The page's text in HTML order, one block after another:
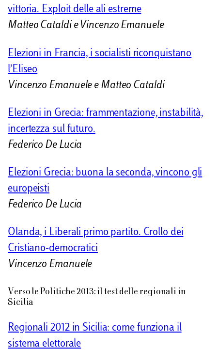
vittoria. Exploit delle ali estreme
Matteo Cataldi e Vincenzo Emanuele
Elezioni in Francia, i socialisti riconquistano
l’Eliseo
Vincenzo Emanuele e Matteo Cataldi
Elezioni in Grecia: frammentazione, instabilità,
incertezza sul futuro.
Federico De Lucia
Elezioni Grecia: buona la seconda, vincono gli
europeisti
Federico De Lucia
Olanda, i Liberali primo partito. Crollo dei
Cristiano-democratici
Vincenzo Emanuele
Verso le Politiche 2013: il test delle regionali in
Sicilia
Regionali 2012 in Sicilia: come funziona il
sistema elettorale